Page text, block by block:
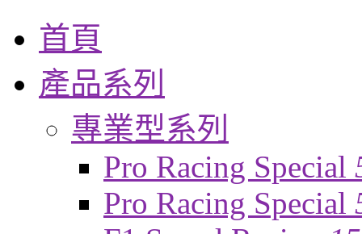
首頁
產品系列
專業型系列
Pro Racing Special
Pro Racing Special